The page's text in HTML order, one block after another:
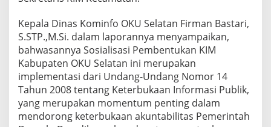
S
I
P
E
M
B
E
N
T
U
Kepala Dinas Kominfo OKU Selatan Firman Bastari,
S.STP.,M.Si. dalam laporannya menyampaikan,
bahwasannya Sosialisasi Pembentukan KIM
Kabupaten OKU Selatan ini merupakan
implementasi dari Undang-Undang Nomor 14
Tahun 2008 tentang Keterbukaan Informasi Publik,
yang merupakan momentum penting dalam
mendorong keterbukaan akuntabilitas Pemerintah